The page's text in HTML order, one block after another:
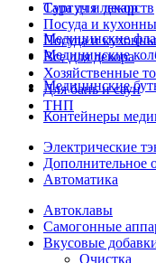
Сургуч и декор
Посуда и
Посуда и
Все для декора
Хозяйственные
Для бань и саун
ТНП
Тара для лекарств
Медицинские
Медицинские
Медицинские
Контейнеры
Электрические
Дополнительное
Автоматика
Автоклавы
Самогонные
Вкусовые
Очистка